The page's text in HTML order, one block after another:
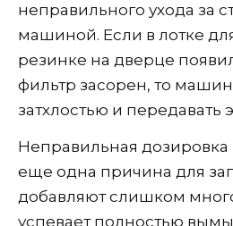
неправильного ухода за
машиной. Если в лотке
резинке на дверце
фильтр засорен, то
затхлостью и передавать
Неправильная
еще одна причина для
добавляют слишком
успевает полностью